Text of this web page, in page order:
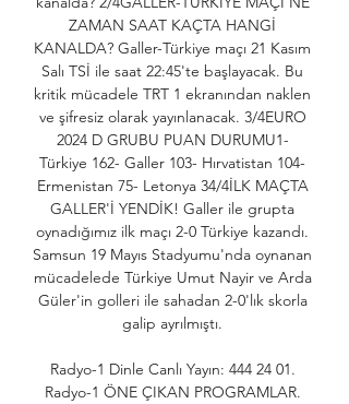
ZAMAN SAAT KAÇTA HANGİ
KANALDA? Galler-Türkiye maçı 21 Kasım
Salı TSİ ile saat 22:45'te başlayacak. Bu
kritik mücadele TRT 1 ekranından naklen
ve şifresiz olarak yayınlanacak. 3/4EURO
2024 D GRUBU PUAN DURUMU1-
Türkiye 162- Galler 103- Hırvatistan 104-
Ermenistan 75- Letonya 34/4İLK MAÇTA
GALLER'İ YENDİK! Galler ile grupta
oynadığımız ilk maçı 2-0 Türkiye kazandı.
Samsun 19 Mayıs Stadyumu'nda oynanan
mücadelede Türkiye Umut Nayir ve Arda
Güler'in golleri ile sahadan 2-0'lık skorla
galip ayrılmıştı.
Radyo-1 Dinle Canlı Yayın: 444 24 01.
Radyo-1 ÖNE ÇIKAN PROGRAMLAR.